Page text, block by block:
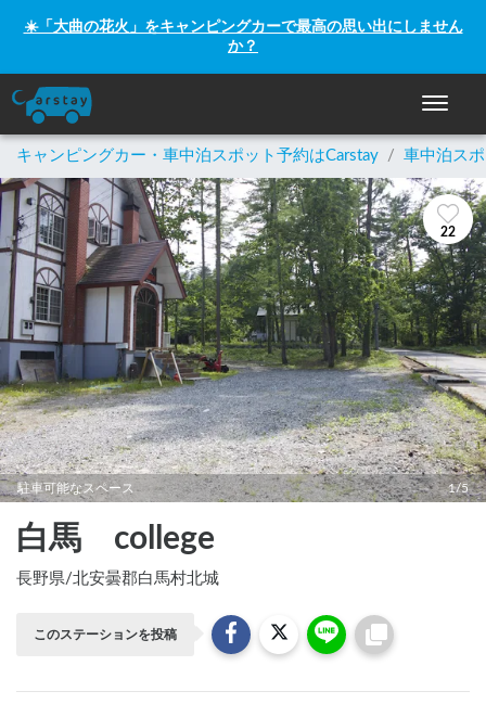
☀️「大曲の花火」をキャンピングカーで最高の思い出にしません
か？
ナビゲ
キャンピングカー・車中泊スポット予約はCarstay / 車中泊ス
22
駐車可能なスペース 1/5
白馬 college
長野県/北安曇郡白馬村北城
このステーションを投稿